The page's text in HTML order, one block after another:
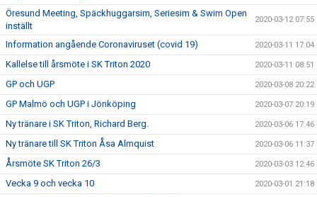
Öresund Meeting, Späckhuggarsim, Seriesim & Swim Open
inställt
2020-03-12 07:55
Information angående Coronaviruset (covid 19) 2020-03-11 17:04
Kallelse till årsmöte i SK Triton 2020 2020-03-11 08:51
GP och UGP 2020-03-08 20:22
GP Malmö och UGP i Jönköping 2020-03-07 20:19
Ny tränare i SK Triton, Richard Berg. 2020-03-06 17:46
Ny tränare till SK Triton Åsa Almquist 2020-03-06 11:37
Årsmöte SK Triton 26/3 2020-03-03 12:46
Vecka 9 och vecka 10 2020-03-01 21:18